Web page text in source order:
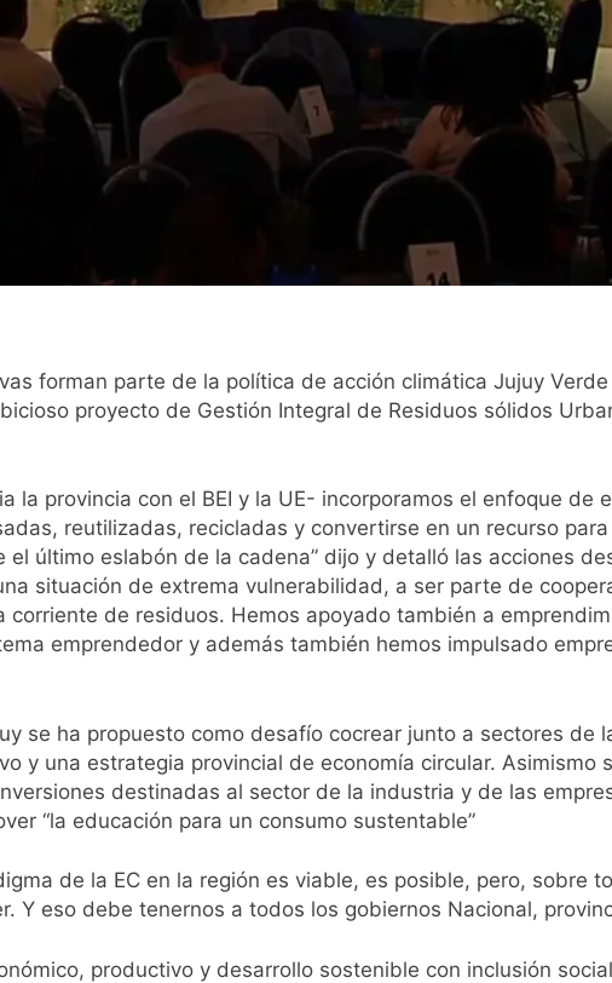
forman parte de la política de acción climática Jujuy
proyecto de Gestión Integral de Residuos sólidos
la provincia con el BEI y la UE- incorporamos el enfoque de
reutilizadas, recicladas y convertirse en un recurso
el último eslabón de la cadena” dijo y detalló las acciones
situación de extrema vulnerabilidad, a ser parte de
de residuos. Hemos apoyado también a
emprendedor y además también hemos impulsado
se ha propuesto como desafío cocrear junto a sectores de
y una estrategia provincial de economía circular. Asimismo
destinadas al sector de la industria y de las
“la educación para un consumo sustentable”
de la EC en la región es viable, es posible, pero, sobre
Y eso debe tenernos a todos los gobiernos Nacional,
productivo y desarrollo sostenible con inclusión